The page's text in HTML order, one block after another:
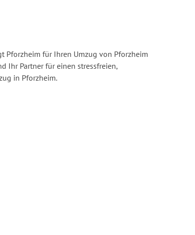
Pforzheim für Ihren Umzug von Pforzheim
Ihr Partner für einen stressfreien,
in Pforzheim.